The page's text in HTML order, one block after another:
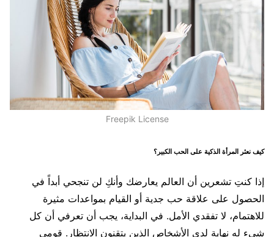
Freepik License
كيف نعثر المرأة الذكية على الحب الكبير؟
إذا كنتِ تشعرين أن العالم يعارضك وأنكِ لن تنجحي أبداً في
الحصول على علاقة حب جدية أو القيام بمواعدات مثيرة
للاهتمام، لا تفقدي الأمل. في البداية، يجب أن تعرفي أن كل
شيء له نهاية لدى الأشخاص الذين يتقنون الانتظار. قومي